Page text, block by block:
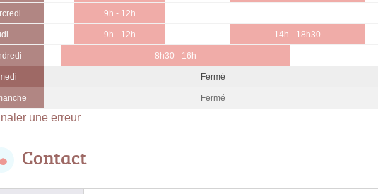
9h - 12h
9h - 12h 14h - 18h30
8h30 - 16h
Fermé
Fermé
une erreur
Contact